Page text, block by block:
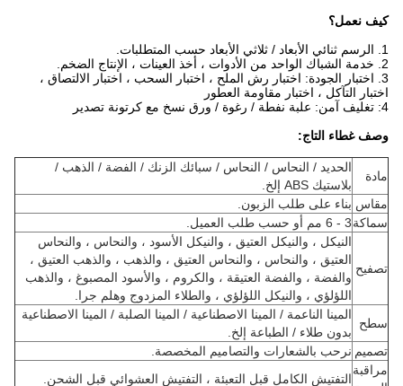
كيف نعمل؟
1. الرسم ثنائي الأبعاد / ثلاثي الأبعاد حسب المتطلبات.
2. خدمة الشباك الواحد من الأدوات ، أخذ العينات ، الإنتاج الضخم.
3. اختبار الجودة: اختبار رش الملح ، اختبار السحب ، اختبار الالتصاق ،
اختبار التآكل ، اختبار مقاومة العطور
4: تغليف آمن: علبة نفطة / رغوة / ورق نسخ مع كرتونة تصدير
وصف غطاء التاج:
مادة
الحديد / النحاس / النحاس / سبائك الزنك / الفضة / الذهب /
بلاستيك ABS إلخ.
مقاس بناء على طلب الزبون.
سماكة3 - 6 مم أو حسب طلب العميل.
تصفيح
النيكل ، والنيكل العتيق ، والنيكل الأسود ، والنحاس ، والنحاس
العتيق ، والنحاس ، والنحاس العتيق ، والذهب ، والذهب العتيق ،
والفضة ، والفضة العتيقة ، والكروم ، والأسود المصبوغ ، والذهب
اللؤلؤي ، والنيكل اللؤلؤي ، والطلاء المزدوج وهلم جرا.
سطح
المينا الناعمة / المينا الاصطناعية / المينا الصلبة / المينا الاصطناعية
بدون طلاء / الطباعة إلخ.
تصميم نرحب بالشعارات والتصاميم المخصصة.
مراقبة
التفتيش الكامل قبل التعبئة ، التفتيش العشوائي قبل الشحن.